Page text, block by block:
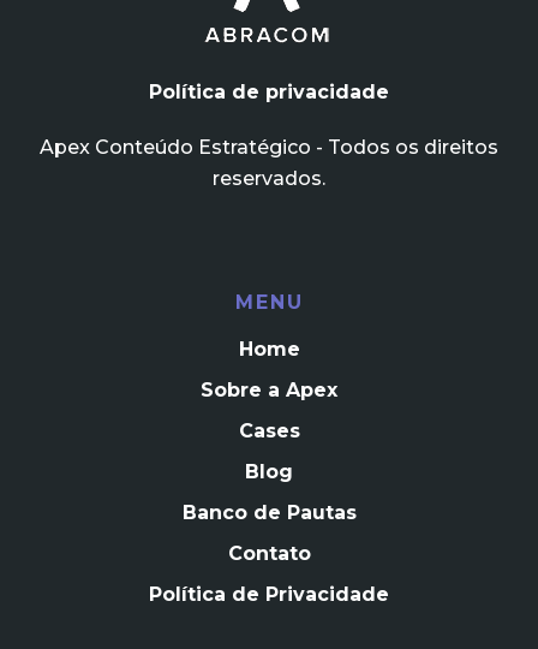
Política de privacidade
Apex Conteúdo Estratégico - Todos os direitos
reservados.
MENU
Home
Sobre a Apex
Cases
Blog
Banco de Pautas
Contato
Política de Privacidade